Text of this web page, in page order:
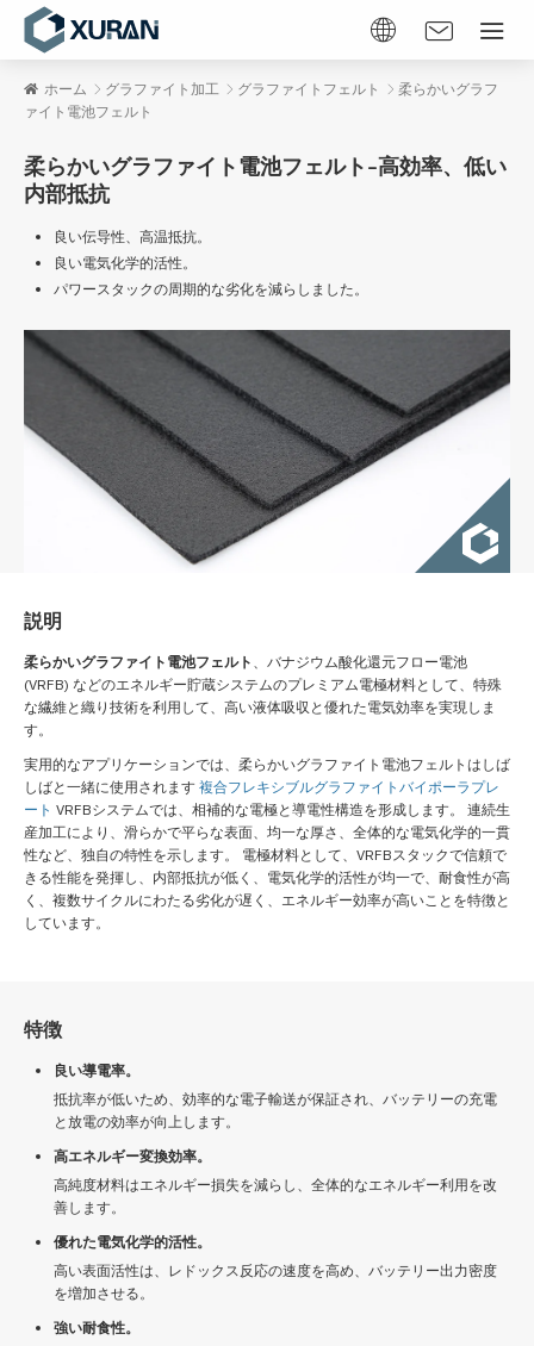
ホーム グラファイト加工 グラファイトフェルト
柔らかいグラフ
ァイト電池フェルト
柔らかいグラファイト電池フェルト–高効率、低い
内部抵抗
良い伝导性、高温抵抗。
良い電気化学的活性。
パワースタックの周期的な劣化を減らしました。
説明
柔らかいグラファイト電池フェルト 、バナジウム酸化還元フロー電池
(VRFB) などのエネルギー貯蔵システムのプレミアム電極材料として、特殊
な繊維と織り技術を利用して、高い液体吸収と優れた電気効率を実現しま
す。
実用的なアプリケーションでは、柔らかいグラファイト電池フェルトはしば
しばと一緒に使用されます 複合フレキシブルグラファイトバイポーラプレ
ート VRFBシステムでは、相補的な電極と導電性構造を形成します。 連続生
産加工により、滑らかで平らな表面、均一な厚さ、全体的な電気化学的一貫
性など、独自の特性を示します。 電極材料として、VRFBスタックで信頼で
きる性能を発揮し、内部抵抗が低く、電気化学的活性が均一で、耐食性が高
く、複数サイクルにわたる劣化が遅く、エネルギー効率が高いことを特徴と
しています。
特徴
良い導電率。
抵抗率が低いため、効率的な電子輸送が保証され、バッテリーの充電
と放電の効率が向上します。
高エネルギー変換効率。
高純度材料はエネルギー損失を減らし、全体的なエネルギー利用を改
善します。
優れた電気化学的活性。
高い表面活性は、レドックス反応の速度を高め、バッテリー出力密度
を増加させる。
強い耐食性。